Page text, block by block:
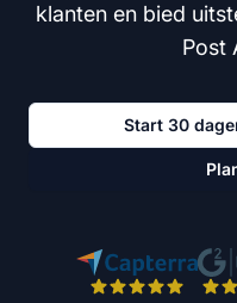
klanten en bied
Post
Start 30